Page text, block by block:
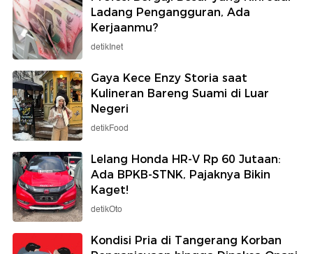
Ladang Pengangguran, Ada
Kerjaanmu?
detikInet
Gaya Kece Enzy Storia saat
Kulineran Bareng Suami di Luar
Negeri
detikFood
Lelang Honda HR-V Rp 60 Jutaan:
Ada BPKB-STNK, Pajaknya Bikin
Kaget!
detikOto
Kondisi Pria di Tangerang Korban